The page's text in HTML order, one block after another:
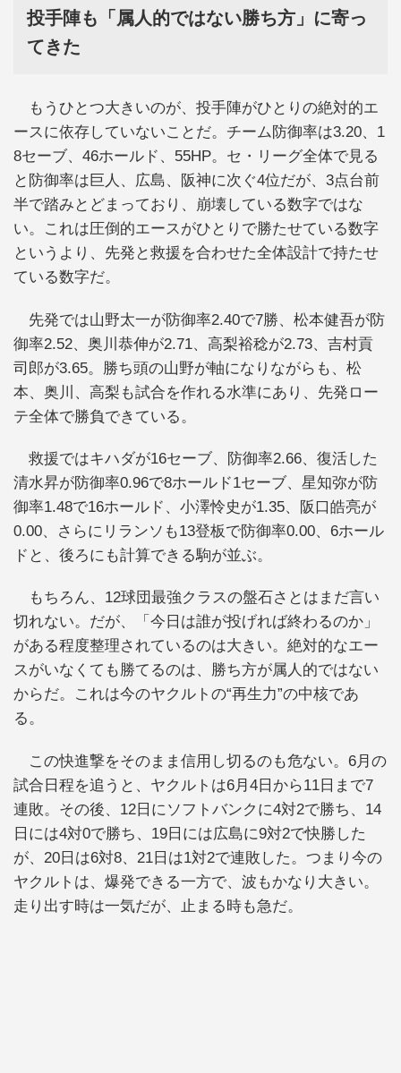
投手陣も「属人的ではない勝ち方」に寄っ
てきた
もうひとつ大きいのが、投手陣がひとりの絶対的エ
ースに依存していないことだ。チーム防御率は3.20、1
8セーブ、46ホールド、55HP。セ・リーグ全体で見る
と防御率は巨人、広島、阪神に次ぐ4位だが、3点台前
半で踏みとどまっており、崩壊している数字ではな
い。これは圧倒的エースがひとりで勝たせている数字
というより、先発と救援を合わせた全体設計で持たせ
ている数字だ。
先発では山野太一が防御率2.40で7勝、松本健吾が防
御率2.52、奥川恭伸が2.71、高梨裕稔が2.73、吉村貢
司郎が3.65。勝ち頭の山野が軸になりながらも、松
本、奥川、高梨も試合を作れる水準にあり、先発ロー
テ全体で勝負できている。
救援ではキハダが16セーブ、防御率2.66、復活した
清水昇が防御率0.96で8ホールド1セーブ、星知弥が防
御率1.48で16ホールド、小澤怜史が1.35、阪口皓亮が
0.00、さらにリランソも13登板で防御率0.00、6ホール
ドと、後ろにも計算できる駒が並ぶ。
もちろん、12球団最強クラスの盤石さとはまだ言い
切れない。だが、「今日は誰が投げれば終わるのか」
がある程度整理されているのは大きい。絶対的なエー
スがいなくても勝てるのは、勝ち方が属人的ではない
からだ。これは今のヤクルトの“再生力”の中核であ
る。
この快進撃をそのまま信用し切るのも危ない。6月の
試合日程を追うと、ヤクルトは6月4日から11日まで7
連敗。その後、12日にソフトバンクに4対2で勝ち、14
日には4対0で勝ち、19日には広島に9対2で快勝した
が、20日は6対8、21日は1対2で連敗した。つまり今の
ヤクルトは、爆発できる一方で、波もかなり大きい。
走り出す時は一気だが、止まる時も急だ。